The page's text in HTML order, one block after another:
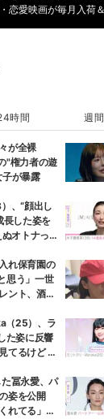
恋愛映画が毎月入荷
時間 週間
が全裸
"権力者の遊
が暴露
、“顔出し
長した姿を
オトナっぽ
れ保育園の
思う」一世
ント、酒漬
（25）、ラ
た姿に反響
てるけど 最
冨永愛、パ
姿を公開
れてる」感